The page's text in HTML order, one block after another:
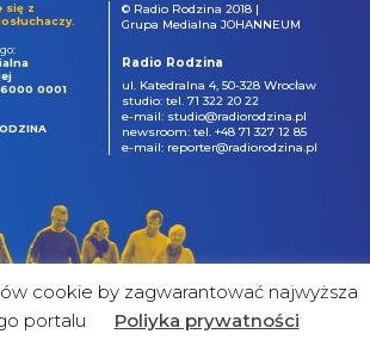
się z
0001
© Radio Rodzina 2018 |
Grupa Medialna JOHANNEUM
Radio Rodzina
ul. Katedralna 4, 50-328 Wrocław
studio: tel. 71 322 20 22
e-mail: studio@radiorodzina.pl
newsroom: tel. +48 71 327 12 85
e-mail: reporter@radiorodzina.pl
cookie by zagwarantować najwyższa
portalu
Poliyka prywatności